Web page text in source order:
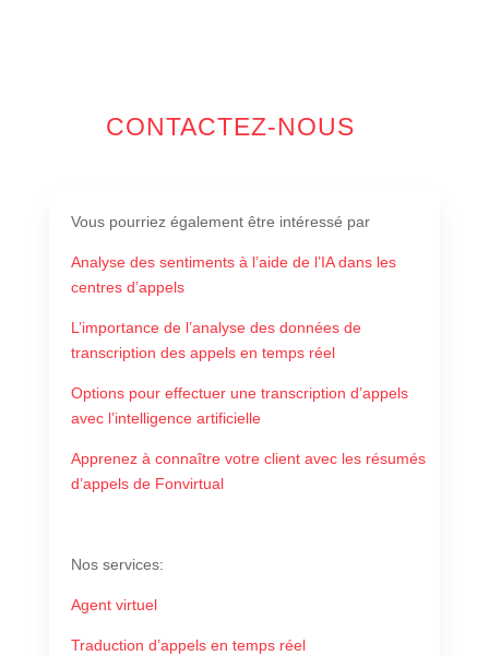
CONTACTEZ-NOUS
Vous pourriez également être intéressé par
Analyse des sentiments à l’aide de l’IA dans les
centres d’appels
L’importance de l’analyse des données de
transcription des appels en temps réel
Options pour effectuer une transcription d’appels
avec l’intelligence artificielle
Apprenez à connaître votre client avec les résumés
d’appels de Fonvirtual
Nos services:
Agent virtuel
Traduction d’appels en temps réel